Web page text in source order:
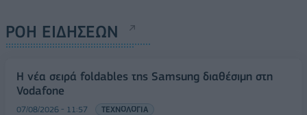
ΡΟΗ ΕΙΔΗΣΕΩΝ
Η νέα σειρά foldables της Samsung διαθέσιμη στη
Vodafone
07/08/2026 - 11:57 ΤΕΧΝΟΛΟΓΙΑ